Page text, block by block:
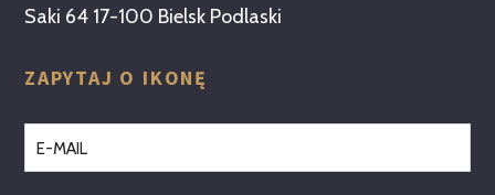
Saki 64 17-100 Bielsk Podlaski
ZAPYTAJ O IKONĘ